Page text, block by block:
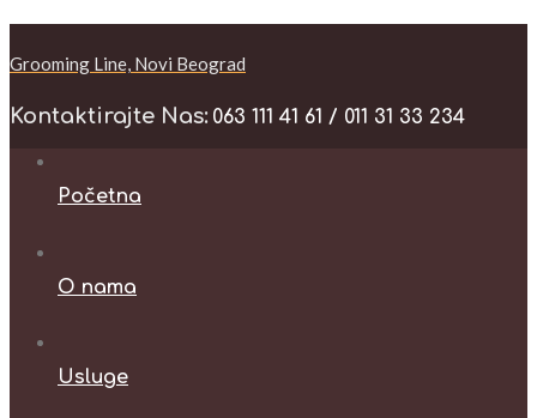
Grooming Line, Novi Beograd
Kontaktirajte Nas: 063 111 41 61 / 011 31 33 234
Početna
O nama
Usluge